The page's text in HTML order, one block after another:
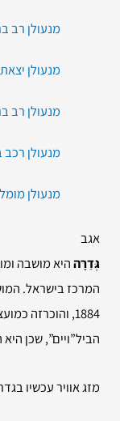
מנעולן רב
מנעולן
מנעולן רב
מנעולן
מנעולן
אגב
גְּדֵרָההיא מושבה
המרכז בישראל.
הביל”ויים”, שכן
מזג אוויר עכשיו